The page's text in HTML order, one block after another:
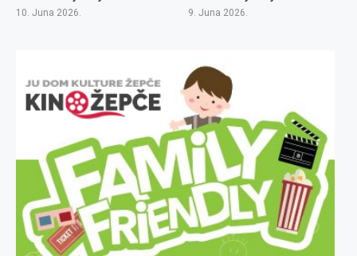
10. Juna 2026. 9. Juna 2026.